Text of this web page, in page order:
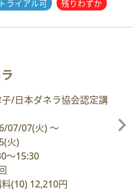
トライアル可 残りわずか
/日本ダネラ協会認定講
07/07(火)～
(火)
～15:30
(10) 12,210円